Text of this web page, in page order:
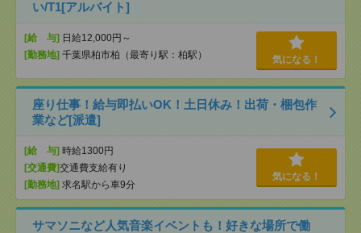
い/T1[アルバイト]
[給 与] 日給12,000円～
[勤務地] 千葉県柏市柏（最寄り駅：柏駅） 気になる！
座り仕事！給与即払いOK！土日休み！出荷・梱包作
業など[派遣]
[給 与] 時給1300円
[交通費]交通費支給有り
[勤務地] 求名駅から車9分
気になる！
サマソニなど人気音楽イベントも！好きな場所で働